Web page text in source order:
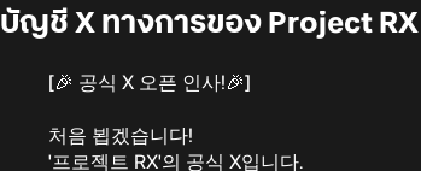
บัญชี X ทางการของ Project RX
[🎉 공식 X 오픈 인사!🎉]
처음 뵙겠습니다!
'프로젝트 RX'의 공식 X입니다.